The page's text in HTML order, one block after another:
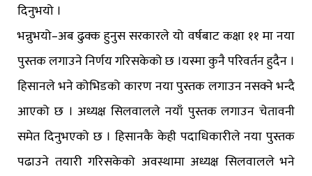
दिनुभयो ।
भन्नुभयो–अब ढुक्क हुनुस सरकारले यो वर्षबाट कक्षा ११ मा नया
पुस्तक लगाउने निर्णय गरिसकेको छ ।यस्मा कुनै परिवर्तन हुदैन ।
हिसानले भने कोभिडको कारण नया पुस्तक लगाउन नसक्ने भन्दै
आएको छ । अध्यक्ष सिलवालले नयाँ पुस्तक लगाउन चेतावनी
समेत दिनुभएको छ । हिसानकै केही पदाधिकारीले नया पुस्तक
पढाउने तयारी गरिसकेको अवस्थामा अध्यक्ष सिलवालले भने